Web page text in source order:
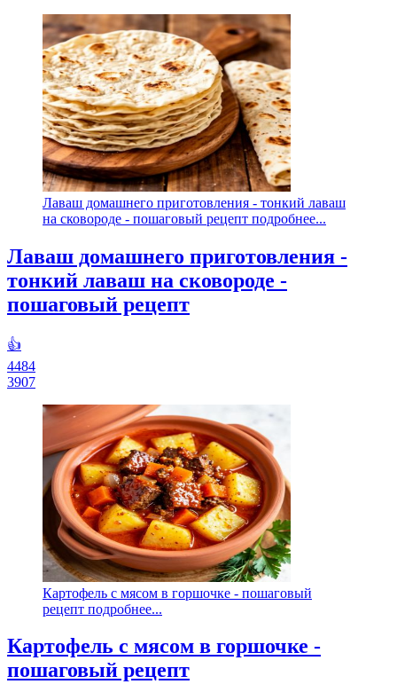
Лаваш домашнего приготовления - тонкий лаваш
на сковороде - пошаговый рецепт подробнее...
Лаваш домашнего приготовления -
тонкий лаваш на сковороде -
пошаговый рецепт
👍
4484
3907
Картофель с мясом в горшочке - пошаговый
рецепт подробнее...
Картофель с мясом в горшочке -
пошаговый рецепт